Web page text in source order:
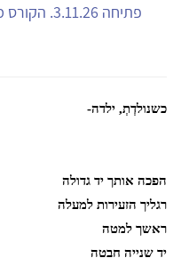
כשנולדְתְ, ילדה-
הפכה אותך יד גדולה
רגליך הזעירות למעלה
ראשך למטה
יד שנייה חבטה